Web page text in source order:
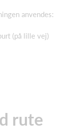
anvendes:
(på lille vej)
rute